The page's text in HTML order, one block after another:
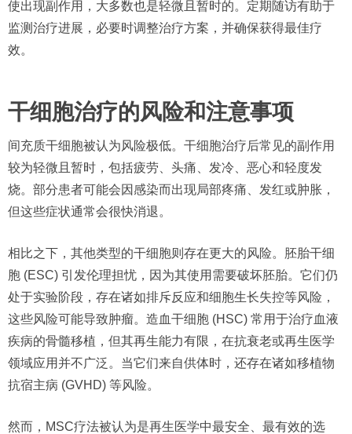
使出现副作用，大多数也是轻微且暂时的。定期随访有助于
监测治疗进展，必要时调整治疗方案，并确保获得最佳疗
效。
干细胞治疗的风险和注意事项
间充质干细胞被认为风险极低。干细胞治疗后常见的副作用
较为轻微且暂时，包括疲劳、头痛、发冷、恶心和轻度发
烧。部分患者可能会因感染而出现局部疼痛、发红或肿胀，
但这些症状通常会很快消退。
相比之下，其他类型的干细胞则存在更大的风险。胚胎干细
胞 (ESC) 引发伦理担忧，因为其使用需要破坏胚胎。它们仍
处于实验阶段，存在诸如排斥反应和细胞生长失控等风险，
这些风险可能导致肿瘤。造血干细胞 (HSC) 常用于治疗血液
疾病的骨髓移植，但其再生能力有限，在抗衰老或再生医学
领域应用并不广泛。当它们来自供体时，还存在诸如移植物
抗宿主病 (GVHD) 等风险。
然而，MSC疗法被认为是再生医学中最安全、最有效的选